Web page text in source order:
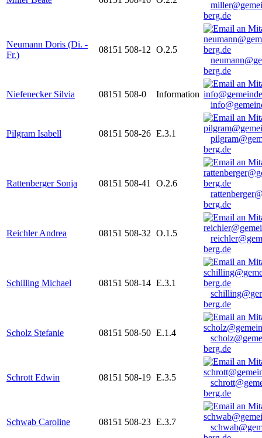
berg.de
Neumann Doris (Di. -
Fr.)
08151 508-12 O.2.5
berg.de
Niefenecker Silvia 08151 508-0
Information
Pilgram Isabell 08151 508-26 E.3.1
berg.de
Rattenberger Sonja 08151 508-41
O.2.6
berg.de
Reichler Andrea 08151 508-32 O.1.5
berg.de
Schilling Michael 08151 508-14 E.3.1
berg.de
Scholz Stefanie 08151 508-50 E.1.4
berg.de
Schrott Edwin 08151 508-19 E.3.5
berg.de
Schwab Caroline 08151 508-23 E.3.7